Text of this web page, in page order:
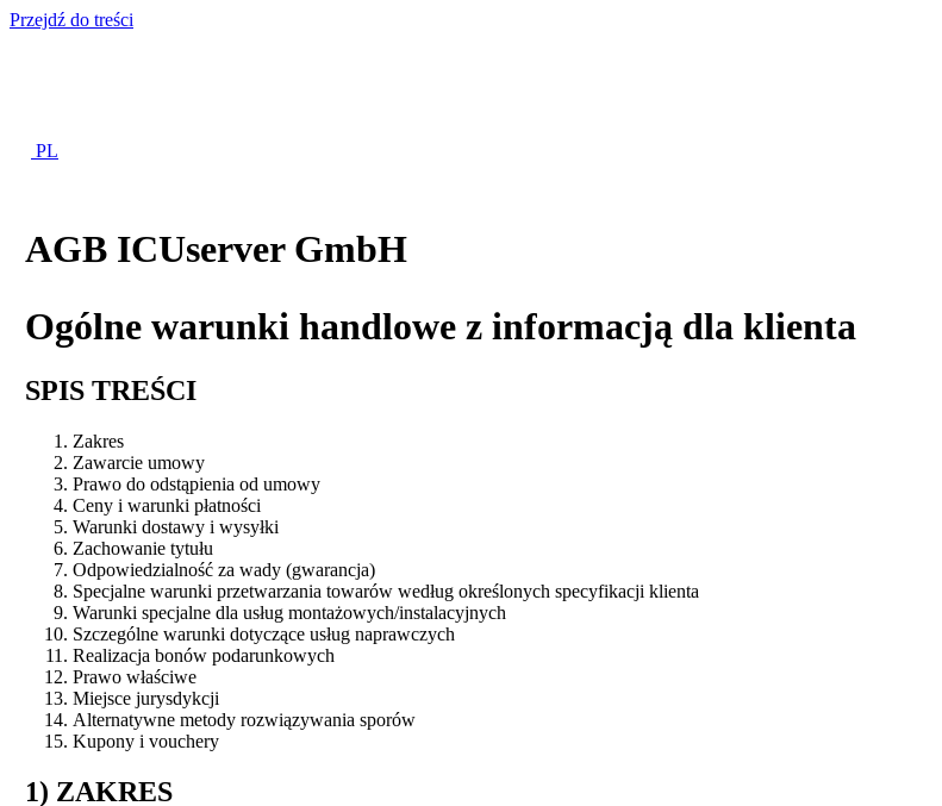
Przejdź do treści
PL
AGB ICUserver GmbH
Ogólne warunki handlowe z informacją dla klienta
SPIS TREŚCI
Zakres
Zawarcie umowy
Prawo do odstąpienia od umowy
Ceny i warunki płatności
Warunki dostawy i wysyłki
Zachowanie tytułu
Odpowiedzialność za wady (gwarancja)
Specjalne warunki przetwarzania towarów według określonych specyfikacji klienta
Warunki specjalne dla usług montażowych/instalacyjnych
Szczególne warunki dotyczące usług naprawczych
Realizacja bonów podarunkowych
Prawo właściwe
Miejsce jurysdykcji
Alternatywne metody rozwiązywania sporów
Kupony i vouchery
1) ZAKRES